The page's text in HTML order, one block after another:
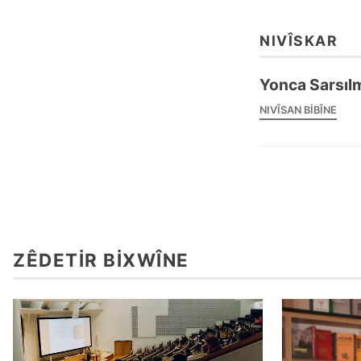
NIVÎSKAR
Yonca
NIVÎSAN BIBÎNE
ZÊDETIR BIXWÎNE